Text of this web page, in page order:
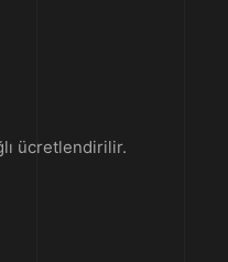
ücretlendirilir.